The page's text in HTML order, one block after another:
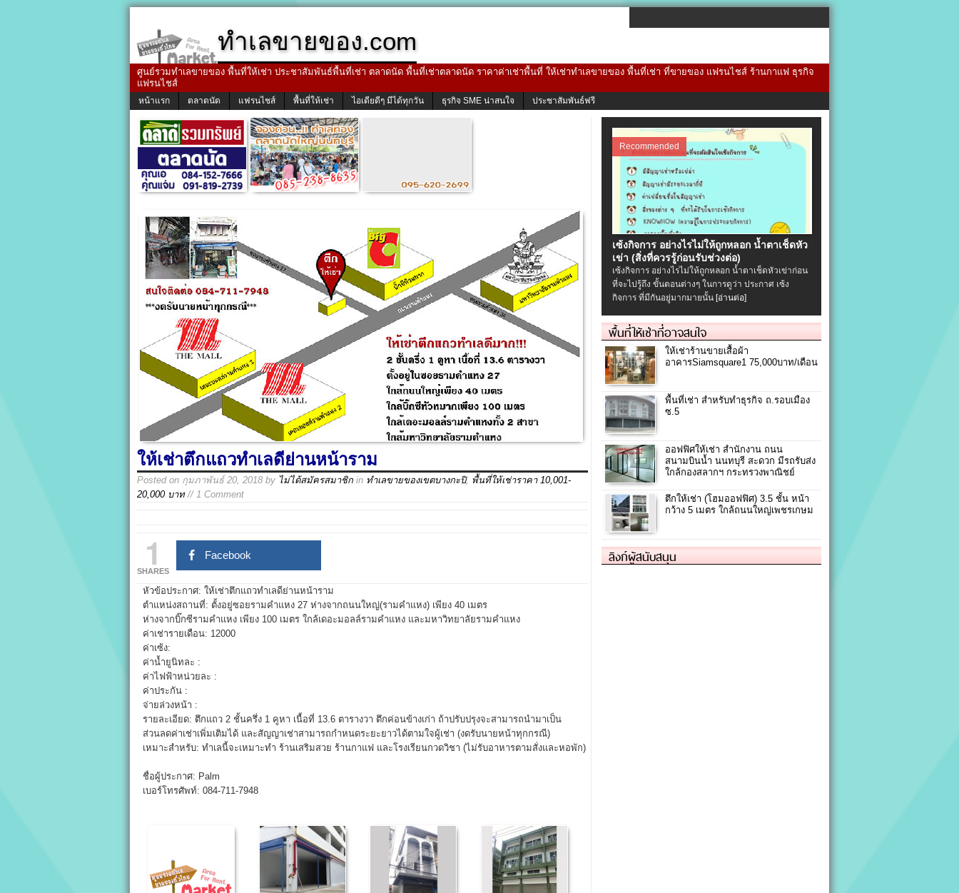
ทำเลขายของ.com
ศูนย์รวมทำเลขายของ พื้นที่ให้เช่า ประชาสัมพันธ์พื้นที่เช่า ตลาดนัด พื้นที่เช่าตลาดนัด ราคาค่าเช่าพื้นที่ ให้เช่าทำเลขายของ พื้นที่เช่า ที่ขายของ แฟรนไชส์ ร้านกาแฟ ธุรกิจ
แฟรนไชส์
หน้าแรก ตลาดนัด แฟรนไชส์ พื้นที่ให้เช่า ไอเดียดีๆ มีได้ทุกวัน ธุรกิจ SME น่าสนใจ ประชาสัมพันธ์ฟรี
ให้เช่าตึกแถวทำเลดีย่านหน้าราม
Posted on กุมภาพันธ์ 20, 2018 by ไม่ได้สมัครสมาชิก in ทำเลขายของเขตบางกะปิ, พื้นที่ให้เช่าราคา 10,001-
20,000 บาท// 1 Comment
1
SHARES
Facebook
หัวข้อประกาศ: ให้เช่าตึกแถวทำเลดีย่านหน้าราม
ตำแหน่งสถานที่: ตั้งอยู่ซอยรามคำแหง 27 ห่างจากถนนใหญ่(รามคำแหง) เพียง 40 เมตร
ห่างจากบิ๊กซีรามคำแหง เพียง 100 เมตร ใกล้เดอะมอลล์รามคำแหง และมหาวิทยาลัยรามคำแหง
ค่าเช่ารายเดือน: 12000
ค่าเซ้ง:
ค่าน้ำยูนิทละ :
ค่าไฟฟ้าหน่วยละ :
ค่าประกัน :
จ่ายล่วงหน้า :
รายละเอียด: ตึกแถว 2 ชั้นครึ่ง 1 คูหา เนื้อที่ 13.6 ตารางวา ตึกค่อนข้างเก่า ถ้าปรับปรุงจะสามารถนำมาเป็น
ส่วนลดค่าเช่าเพิ่มเติมได้ และสัญญาเช่าสามารถกำหนดระยะยาวได้ตามใจผู้เช่า (งดรับนายหน้าทุกกรณี)
เหมาะสำหรับ: ทำเลนี้จะเหมาะทำ ร้านเสริมสวย ร้านกาแฟ และโรงเรียนกวดวิชา (ไม่รับอาหารตามสั่งและหอพัก)
ชื่อผู้ประกาศ: Palm
เบอร์โทรศัพท์: 084-711-7948
Recommended
เซ้งกิจการ อย่างไรไม่ให้ถูกหลอก น้ำตาเช็ดหัว
เข่า (สิ่งที่ควรรู้ก่อนรับช่วงต่อ)
เซ้งกิจการ อย่างไรไม่ให้ถูกหลอก น้ำตาเช็ดหัวเข่าก่อน
ที่จะไปรู้ถึง ขั้นตอนต่างๆ ในการดูว่า ประกาศ เซ้ง
กิจการ ที่มีกันอยู่มากมายนั้น [อ่านต่อ]
พื้นที่ให้เช่าที่อาจสนใจ
ให้เช่าร้านขายเสื้อผ้า
อาคารSiamsquare1 75,000บาท/เดือน
พื้นที่เช่า สำหรับทำธุรกิจ ถ.รอบเมือง
ซ.5
ออฟฟิศให้เช่า สำนักงาน ถนน
สนามบินน้ำ นนทบุรี สะดวก มีรถรับส่ง
ใกล้กองสลากฯ กระทรวงพาณิชย์
ตึกให้เช่า (โฮมออฟฟิศ) 3.5 ชั้น หน้า
กว้าง 5 เมตร ใกล้ถนนใหญ่เพชรเกษม
ลิงก์ผู้สนับสนุน